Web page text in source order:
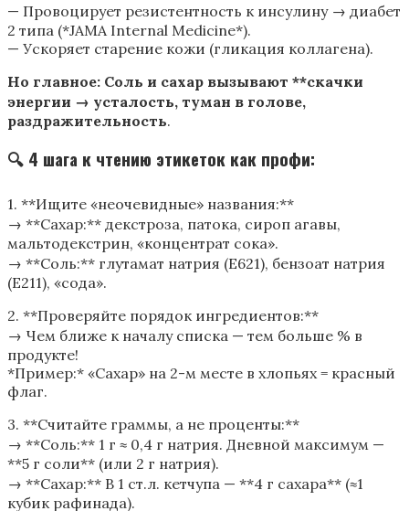
— Провоцирует резистентность к инсулину → диабет
2 типа (*JAMA Internal Medicine*).
— Ускоряет старение кожи (гликация коллагена).
Но главное: Соль и сахар вызывают **скачки
энергии → усталость, туман в голове,
раздражительность.
🔍 4 шага к чтению этикеток как профи:
1. **Ищите «неочевидные» названия:**
→ **Сахар:** декстроза, патока, сироп агавы,
мальтодекстрин, «концентрат сока».
→ **Соль:** глутамат натрия (Е621), бензоат натрия
(Е211), «сода».
2. **Проверяйте порядок ингредиентов:**
→ Чем ближе к началу списка — тем больше % в
продукте!
*Пример:* «Сахар» на 2-м месте в хлопьях = красный
флаг.
3. **Считайте граммы, а не проценты:**
→ **Соль:** 1 г ≈ 0,4 г натрия. Дневной максимум —
**5 г соли** (или 2 г натрия).
→ **Сахар:** В 1 ст.л. кетчупа — **4 г сахара** (≈1
кубик рафинада).